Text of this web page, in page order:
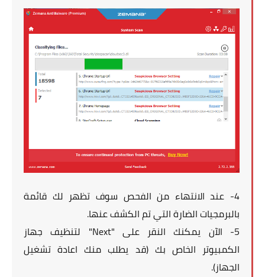
4- عند الانتهاء من الفحص سوف تظهر لك قائمة
بالبرمجيات الضارة التي تم الكشف عنها.
5- الآن يمكنك النقر على "Next" لتنظيف جهاز
الكمبيوتر الخاص بك (قد يطلب منك اعادة تشغيل
الجهاز).